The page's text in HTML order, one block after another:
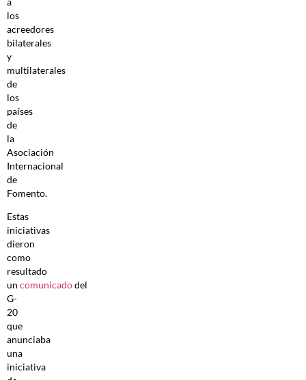
los
acreedores
bilaterales
y
multilaterales
de
los
países
de
la
Asociación
Internacional
de
Fomento.
Estas
iniciativas
dieron
como
resultado
un comunicadodel
G-
20
que
anunciaba
una
iniciativa